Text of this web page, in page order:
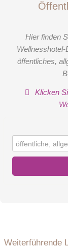
Hier finden
Wellnesshotel-
öffentliches,
Klicken
Weiterführende